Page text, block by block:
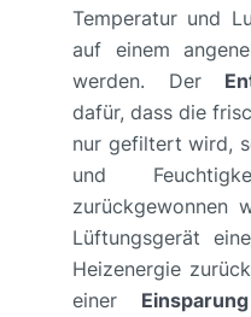
Temperatur und
auf einem
werden. Der
dafür, dass die
nur gefiltert wird,
und
zurückgewonnen
Lüftungsgerät
Heizenergie
einer